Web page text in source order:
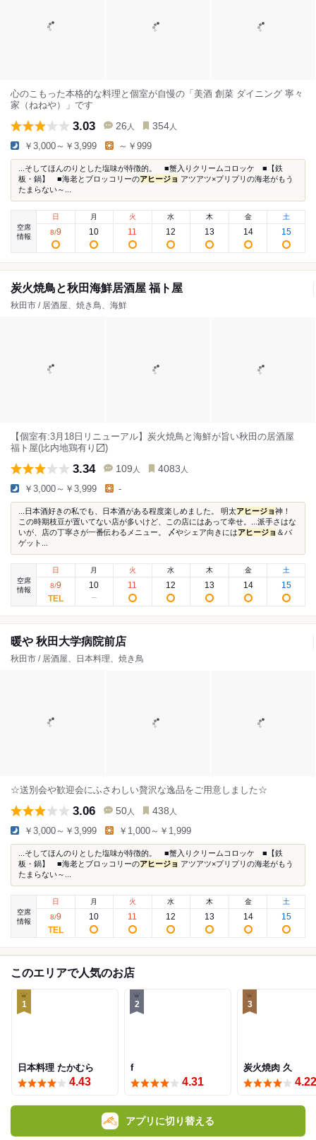
心のこもった本格的な料理と個室が自慢の「美酒 創菜 ダイニング 寧々
家（ねねや）」です
3.03 26 人 354 人
￥3,000～￥3,999 ～￥999
...そしてほんのりとした塩味が特徴的。 ■蟹入りクリームコロッケ ■【鉄
板・鍋】 ■海老とブロッコリーのアヒージョ アツアツ×プリプリの海老がもう
たまらない～...
空席
情報
日
8/9
月
10
火
11
水
12
木
13
金
14
土
15
炭火焼鳥と秋田海鮮居酒屋 福ト屋
秋田市 / 居酒屋、焼き鳥、海鮮
【個室有:3月18日リニューアル】炭火焼鳥と海鮮が旨い秋田の居酒屋
福ト屋(比内地鶏有り〼)
3.34 109 人 4083 人
￥3,000～￥3,999 -
...日本酒好きの私でも、日本酒がある程度楽しめました。 明太アヒージョ神！
この時期枝豆が置いてない店が多いけど、この店にはあって幸せ。...派手さはな
いが、店の丁寧さが一番伝わるメニュー。 〆やシェア向きにはアヒージョ ＆バ
ゲット...
空席
情報
日
8/9
月
10
火
11
水
12
木
13
金
14
土
15
暖や 秋田大学病院前店
秋田市 / 居酒屋、日本料理、焼き鳥
☆送別会や歓迎会にふさわしい贅沢な逸品をご用意しました☆
3.06 50 人 438 人
￥3,000～￥3,999 ￥1,000～￥1,999
...そしてほんのりとした塩味が特徴的。 ■蟹入りクリームコロッケ ■【鉄
板・鍋】 ■海老とブロッコリーのアヒージョ アツアツ×プリプリの海老がもう
たまらない～...
空席
情報
日
8/9
月
10
火
11
水
12
木
13
金
14
土
15
このエリアで人気のお店
1
日本料理 たかむら
4.43
2
f
4.31
3
炭火焼肉 久
4.22
アプリに切り替える